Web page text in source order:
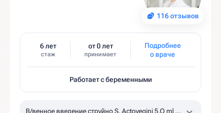
116 отзывов
6 лет
стаж
от 0 лет
принимает
Подробнее
о враче
Работает с беременными
В/венное введение струйно S. Actovegini 5,O ml +